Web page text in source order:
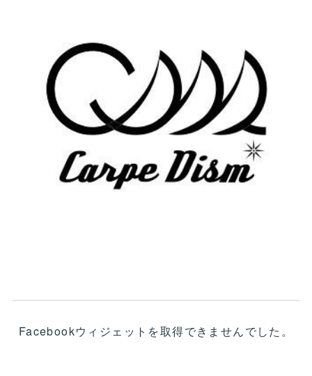
Facebookウィジェットを取得できませんでした。